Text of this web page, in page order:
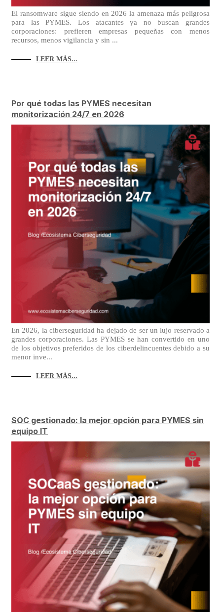
El ransomware sigue siendo en 2026 la amenaza más peligrosa
para las PYMES. Los atacantes ya no buscan grandes
corporaciones: prefieren empresas pequeñas con menos
recursos, menos vigilancia y sin ...
LEER MÁS...
Por qué todas las PYMES necesitan
monitorización 24/7 en 2026
En 2026, la ciberseguridad ha dejado de ser un lujo reservado a
grandes corporaciones. Las PYMES se han convertido en uno
de los objetivos preferidos de los ciberdelincuentes debido a su
menor inve...
LEER MÁS...
SOC gestionado: la mejor opción para PYMES sin
equipo IT